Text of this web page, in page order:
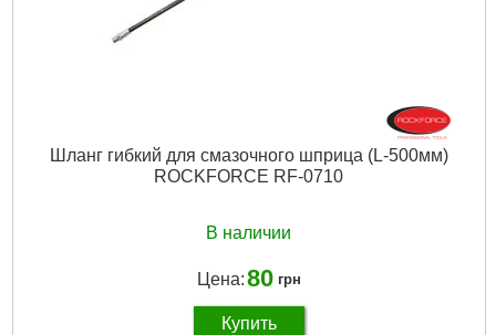
Шланг гибкий для смазочного шприца (L-500мм)
ROCKFORCE RF-0710
В наличии
Цена:80 грн
Купить